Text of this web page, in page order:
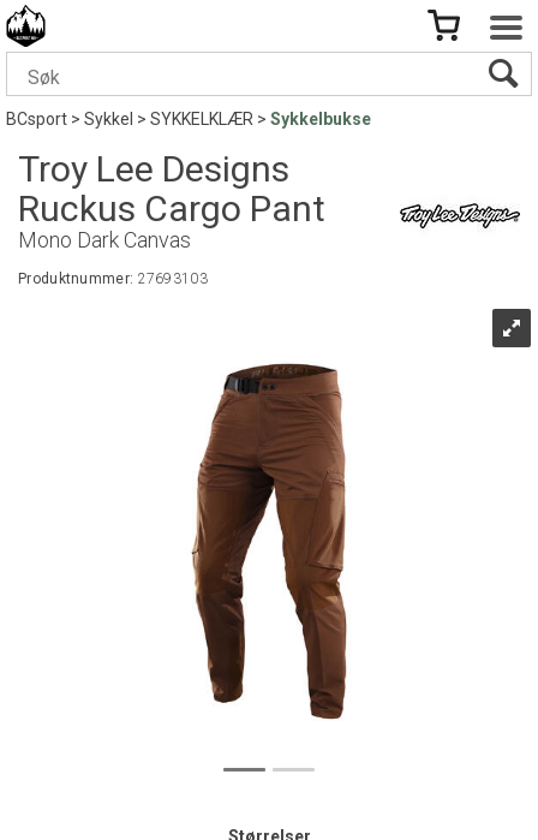
BCsport>Sykkel >SYKKELKLÆR>Sykkelbukse
Troy Lee Designs
Ruckus Cargo Pant
Mono Dark Canvas
Produktnummer: 27693103